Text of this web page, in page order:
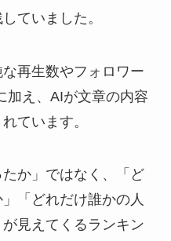
ていました。
再生数やフォロワー
加え、AIが文章の内容
ています。
か」ではなく、「ど
「どれだけ誰かの人
見えてくるランキン